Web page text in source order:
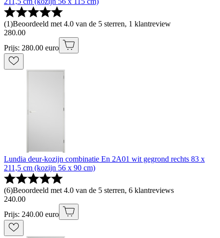
(1)Beoordeeld met 4.0 van de 5 sterren, 1 klantreview
280.00
Prijs: 280.00 euro
Lundia deur-kozijn combinatie En 2A01 wit gegrond rechts 83 x
211,5 cm (kozijn 56 x 90 cm)
(6)Beoordeeld met 4.0 van de 5 sterren, 6 klantreviews
240.00
Prijs: 240.00 euro